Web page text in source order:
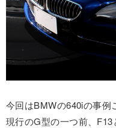
今回はBMWの640iの事例
現行のG型の一つ前、F13